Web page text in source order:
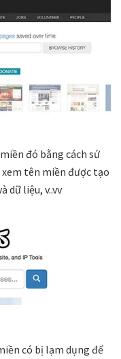
đó bằng cách sử
xem tên miền được tạo
dữ liệu, v..vv
có bị lạm dụng để